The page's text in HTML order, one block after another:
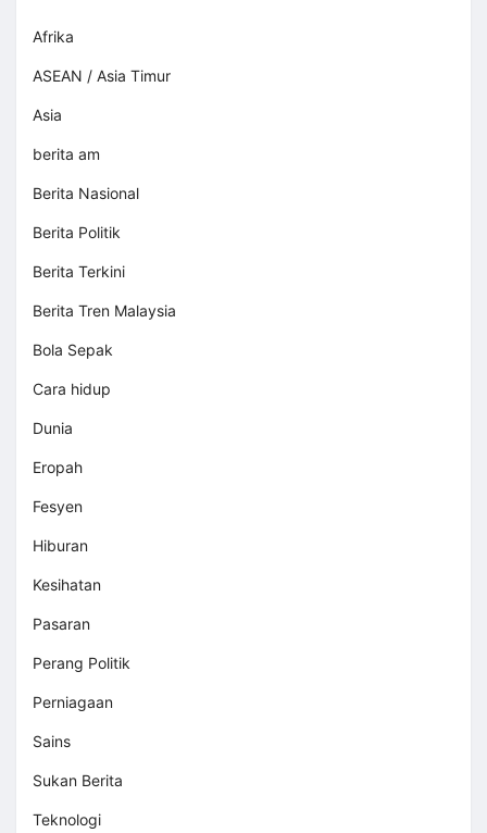
Afrika
ASEAN / Asia Timur
Asia
berita am
Berita Nasional
Berita Politik
Berita Terkini
Berita Tren Malaysia
Bola Sepak
Cara hidup
Dunia
Eropah
Fesyen
Hiburan
Kesihatan
Pasaran
Perang Politik
Perniagaan
Sains
Sukan Berita
Teknologi